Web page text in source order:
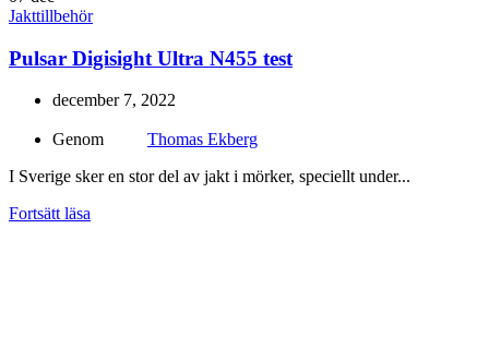
Jakttillbehör
Pulsar Digisight Ultra N455 test
december 7, 2022
Genom
Thomas Ekberg
I Sverige sker en stor del av jakt i mörker, speciellt under...
Fortsätt läsa